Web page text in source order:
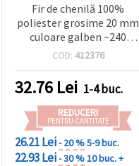
Fir de chenilă 100%
poliester grosime 20 mm
culoare galben ~240
grame -25 metri
COD: 412376
32.76 Lei 1-4 buc.
REDUCERI
PENTRU CANTITATE
26.21 Lei- 20 %5-9 buc.
22.93 Lei- 30 %10 buc. +